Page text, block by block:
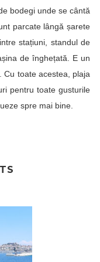
bodegi unde se cântă
parcate lângă șarete
stațiuni, standul de
de înghețată. E un
Cu toate acestea, plaja
pentru toate gusturile
spre mai bine.